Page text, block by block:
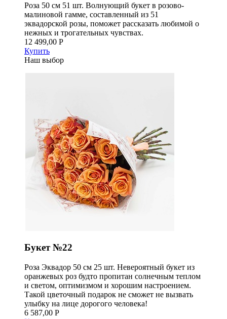
Роза 50 см 51 шт. Волнующий букет в розово-
малиновой гамме, составленный из 51
эквадорской розы, поможет рассказать любимой о
нежных и трогательных чувствах.
12 499,00 Р
Купить
Наш выбор
Букет №22
Роза Эквадор 50 см 25 шт. Невероятный букет из
оранжевых роз будто пропитан солнечным теплом
и светом, оптимизмом и хорошим настроением.
Такой цветочный подарок не сможет не вызвать
улыбку на лице дорогого человека!
6 587,00 Р